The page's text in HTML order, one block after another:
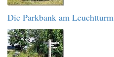
Die Parkbank am Leuchtturm